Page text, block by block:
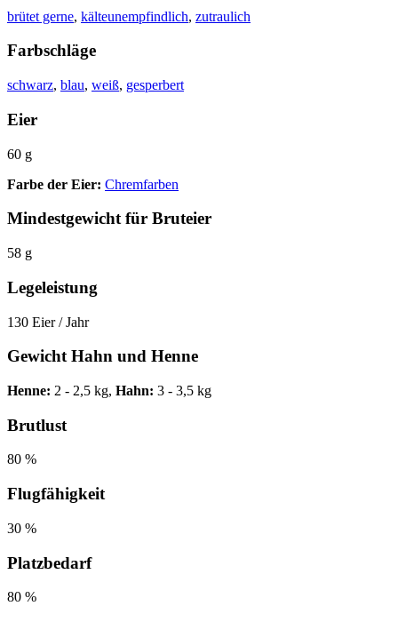
brütet gerne, kälteunempfindlich, zutraulich
Farbschläge
schwarz, blau, weiß, gesperbert
Eier
60 g
Farbe der Eier: Chremfarben
Mindestgewicht für Bruteier
58 g
Legeleistung
130 Eier / Jahr
Gewicht Hahn und Henne
Henne: 2 - 2,5 kg, Hahn: 3 - 3,5 kg
Brutlust
80 %
Flugfähigkeit
30 %
Platzbedarf
80 %